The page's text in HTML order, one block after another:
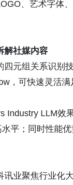
、艺术字体
解社媒内容
四元组关系识别
，可快速灵活
Industry LLM效
平；同时性能
讯业聚焦行业化